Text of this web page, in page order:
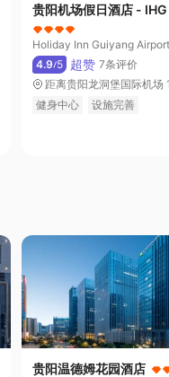
贵阳机场假日酒店 -
Holiday Inn Guiyang
4.9/5 超赞 7条评价
距离贵阳龙洞堡国际机场
健身中心
设施完善
贵阳温德姆花园酒店